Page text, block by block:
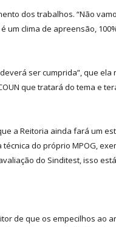
dos trabalhos. “Não
clima de apreensão,
ser cumprida”, que
que tratará do tema e
a Reitoria ainda fará um
do próprio MPOG,
do Sinditest, isso
de que os empecilhos ao